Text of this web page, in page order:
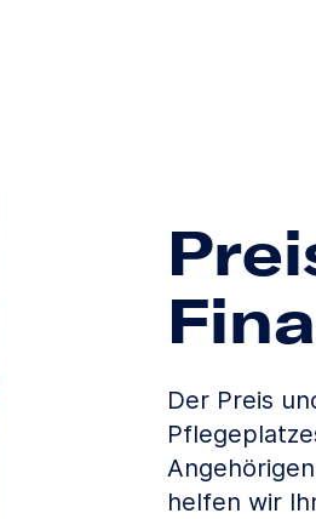
Der Preis
helfen wir